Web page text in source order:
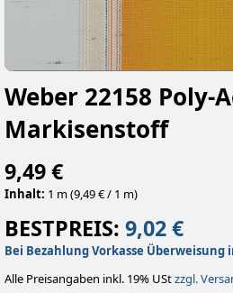
Weber 22158 Poly-
Markisenstoff
9,49 €
Inhalt: 1 m (9,49 € / 1 m)
BESTPREIS: 9,02 €
Bei Bezahlung Vorkasse Überweisung
Alle Preisangaben inkl. 19% UStzzgl.